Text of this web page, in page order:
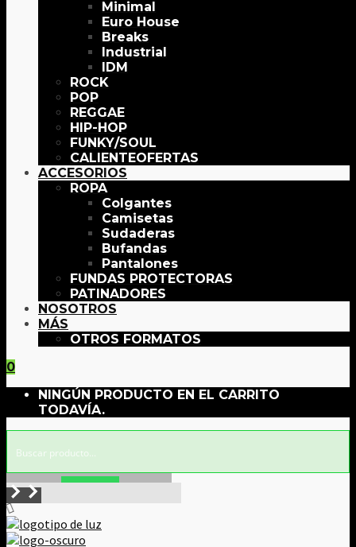
Minimal
Euro House
Breaks
Industrial
IDM
ROCK
POP
REGGAE
HIP-HOP
FUNKY/SOUL
OFERTAS
ACCESORIOS
ROPA
Colgantes
Camisetas
Sudaderas
Bufandas
Pantalones
FUNDAS PROTECTORAS
PATINADORES
NOSOTROS
MÁS
OTROS FORMATOS
0
NINGÚN PRODUCTO EN EL CARRITO
TODAVÍA.